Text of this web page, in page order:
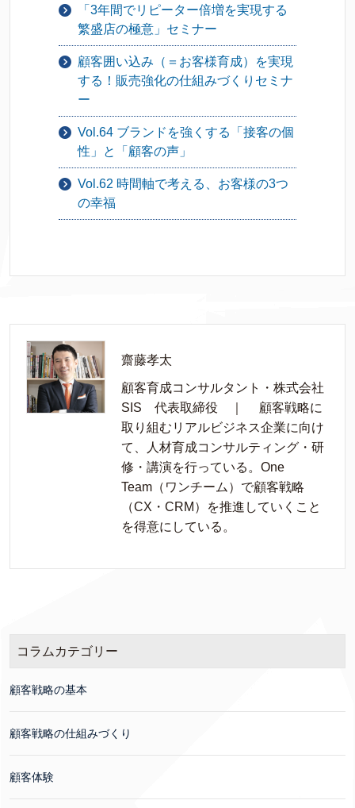
「3年間でリピーター倍増を実現する
繁盛店の極意」セミナー
顧客囲い込み（＝お客様育成）を実現
する！販売強化の仕組みづくりセミナ
ー
Vol.64 ブランドを強くする「接客の個
性」と「顧客の声」
Vol.62 時間軸で考える、お客様の3つ
の幸福
齋藤孝太
顧客育成コンサルタント・株式会社
SIS 代表取締役 ｜ 顧客戦略に
取り組むリアルビジネス企業に向け
て、人材育成コンサルティング・研
修・講演を行っている。One
Team（ワンチーム）で顧客戦略
（CX・CRM）を推進していくこと
を得意にしている。
コラムカテゴリー
顧客戦略の基本
顧客戦略の仕組みづくり
顧客体験